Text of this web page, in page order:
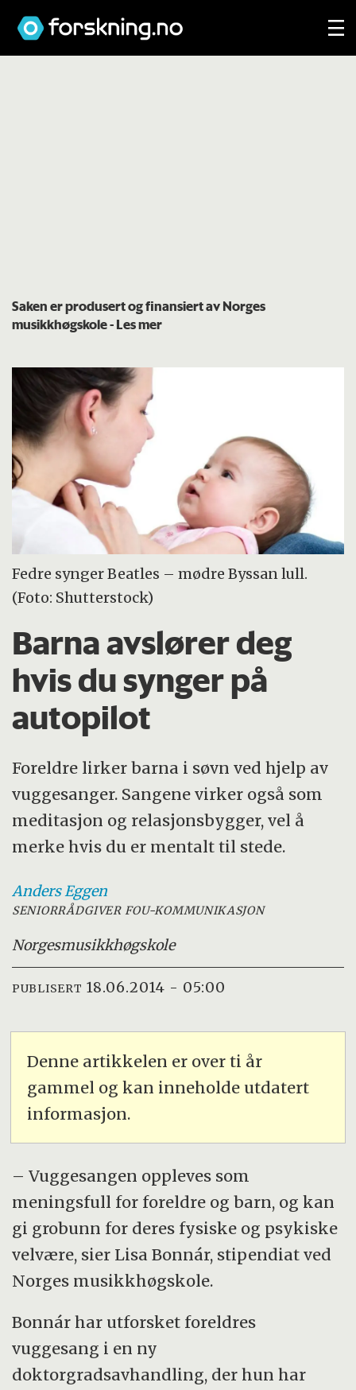
Saken er produsert og finansiert av Norges
musikkhøgskole- Les mer
Fedre synger Beatles – mødre Byssan lull.
(Foto: Shutterstock)
Barna avslører deg
hvis du synger på
autopilot
Foreldre lirker barna i søvn ved hjelp av
vuggesanger. Sangene virker også som
meditasjon og relasjonsbygger, vel å
merke hvis du er mentalt til stede.
AndersEggen
SENIORRÅDGIVER FOU-KOMMUNIKASJON
Norgesmusikkhøgskole
PUBLISERT 18.06.2014 - 05:00
Denne artikkelen er over ti år
gammel og kan inneholde utdatert
informasjon.
– Vuggesangen oppleves som
meningsfull for foreldre og barn, og kan
gi grobunn for deres fysiske og psykiske
velvære, sier Lisa Bonnár, stipendiat ved
Norges musikkhøgskole.
Bonnár har utforsket foreldres
vuggesang i en ny
doktorgradsavhandling, der hun har